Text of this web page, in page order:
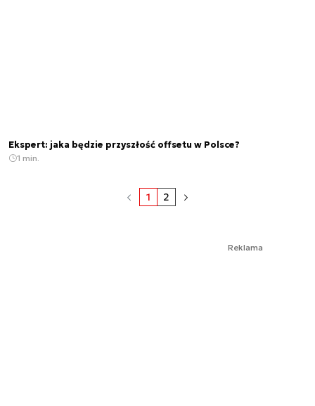
Ekspert: jaka będzie przyszłość offsetu w Polsce?
1 min.
1 2
Reklama